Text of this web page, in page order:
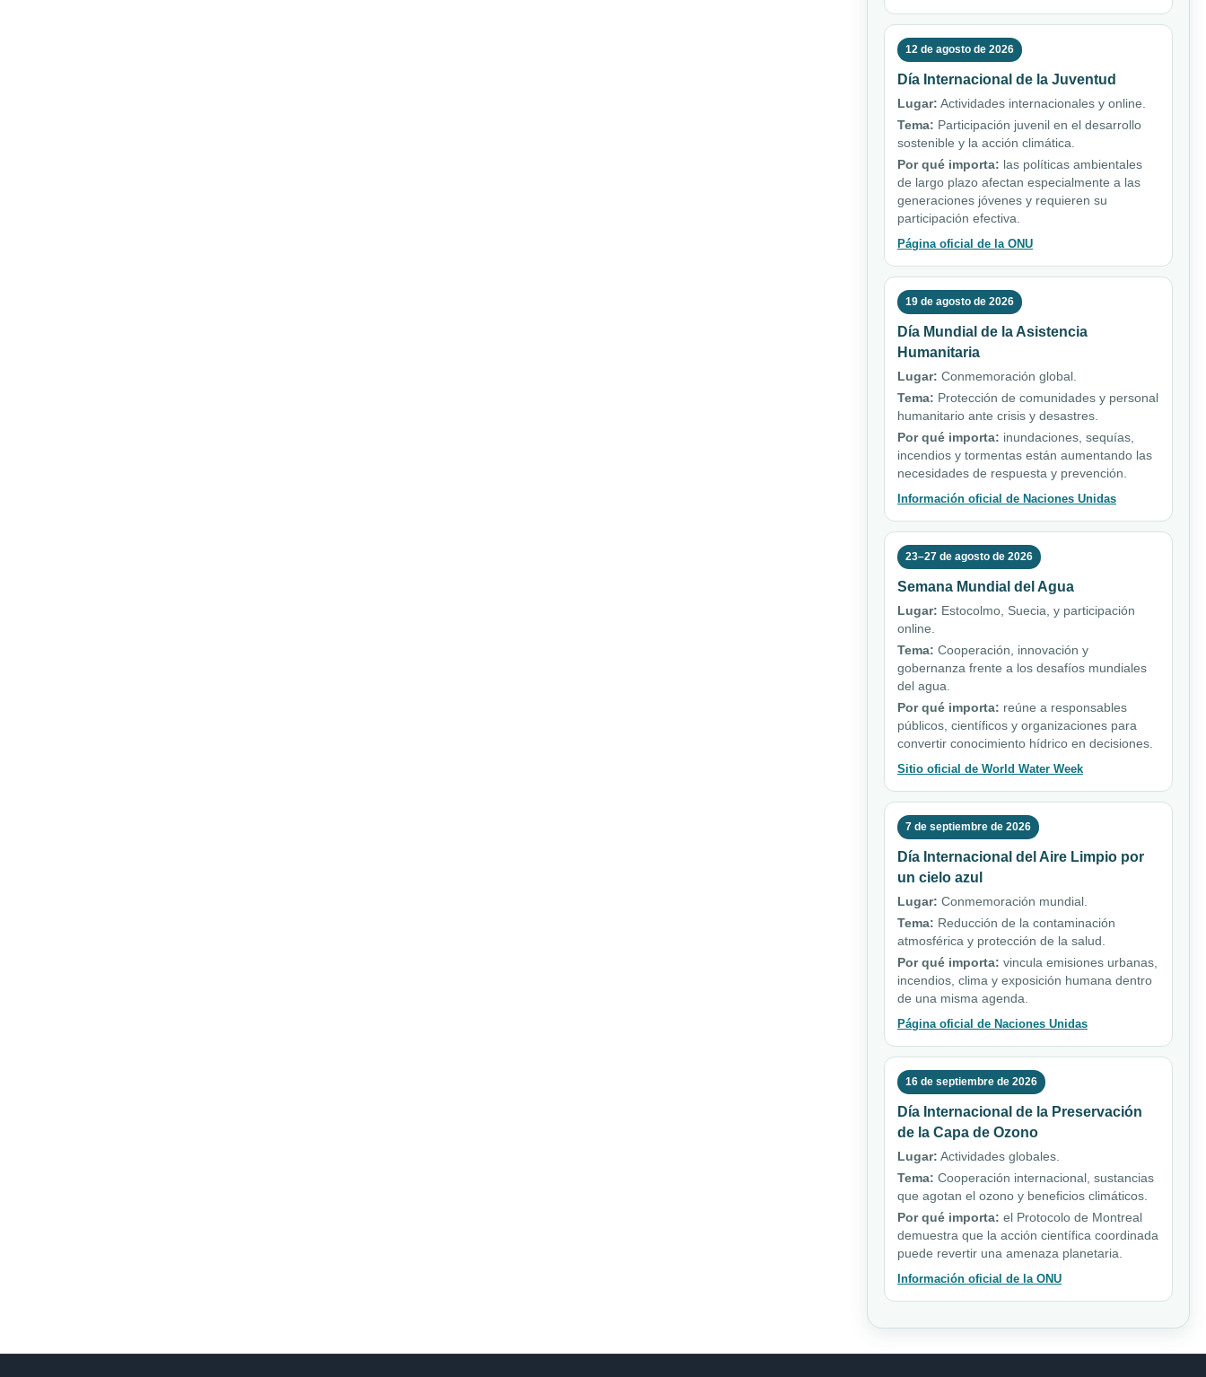
12 de agosto de 2026
Día Internacional de la Juventud
Lugar: Actividades internacionales y online.
Tema: Participación juvenil en el desarrollo
sostenible y la acción climática.
Por qué importa: las políticas ambientales
de largo plazo afectan especialmente a las
generaciones jóvenes y requieren su
participación efectiva.
Página oficial de la ONU
19 de agosto de 2026
Día Mundial de la Asistencia
Humanitaria
Lugar: Conmemoración global.
Tema: Protección de comunidades y personal
humanitario ante crisis y desastres.
Por qué importa: inundaciones, sequías,
incendios y tormentas están aumentando las
necesidades de respuesta y prevención.
Información oficial de Naciones Unidas
23–27 de agosto de 2026
Semana Mundial del Agua
Lugar: Estocolmo, Suecia, y participación
online.
Tema: Cooperación, innovación y
gobernanza frente a los desafíos mundiales
del agua.
Por qué importa: reúne a responsables
públicos, científicos y organizaciones para
convertir conocimiento hídrico en decisiones.
Sitio oficial de World Water Week
7 de septiembre de 2026
Día Internacional del Aire Limpio por
un cielo azul
Lugar: Conmemoración mundial.
Tema: Reducción de la contaminación
atmosférica y protección de la salud.
Por qué importa: vincula emisiones urbanas,
incendios, clima y exposición humana dentro
de una misma agenda.
Página oficial de Naciones Unidas
16 de septiembre de 2026
Día Internacional de la Preservación
de la Capa de Ozono
Lugar: Actividades globales.
Tema: Cooperación internacional, sustancias
que agotan el ozono y beneficios climáticos.
Por qué importa: el Protocolo de Montreal
demuestra que la acción científica coordinada
puede revertir una amenaza planetaria.
Información oficial de la ONU